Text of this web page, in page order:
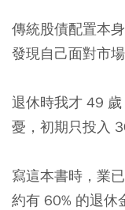
傳統股債配置本
發現自己面對市
退休時我才 49
憂，初期只投入
寫這本書時，業
約有 60% 的退休